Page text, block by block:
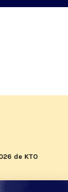
de KTO